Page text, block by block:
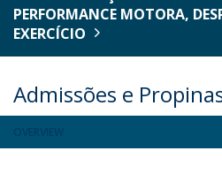
PERFORMANCE MOTORA,
EXERCÍCIO
Admissões e